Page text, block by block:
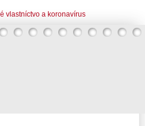
vlastníctvo a koronavírus